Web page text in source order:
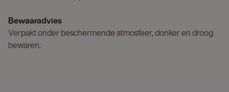
Bewaaradvies
Verpakt onder beschermende atmosfeer, donker en droog
bewaren.